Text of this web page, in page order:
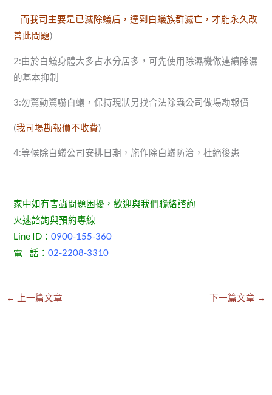
而我司主要是已滅除蟻后，達到白蟻族群滅亡，才能永久改
善此問題)
2:由於白蟻身體大多占水分居多，可先使用除濕機做連續除濕
的基本抑制
3:勿驚動驚嚇白蟻，保持現狀另找合法除蟲公司做場勘報價
(我司場勘報價不收費)
4:等候除白蟻公司安排日期，施作除白蟻防治，杜絕後患
家中如有害蟲問題困擾，歡迎與我們聯絡諮詢
火速諮詢與預約專線
Line ID：0900-155-360
電 話：02-2208-3310
← 上一篇文章 下一篇文章 →